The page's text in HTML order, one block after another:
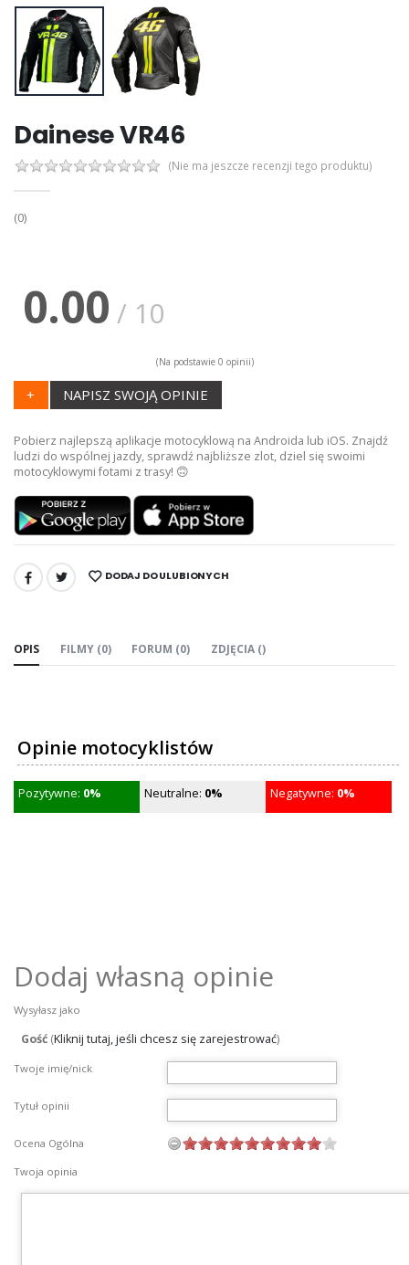
Dainese VR46
(Nie ma jeszcze recenzji tego produktu)
(0)
0.00 / 10
(Na podstawie 0 opinii)
+ NAPISZ SWOJĄ OPINIE
Pobierz najlepszą aplikacje motocyklową na Androida lub iOS. Znajdź
ludzi do wspólnej jazdy, sprawdź najbliższe zlot, dziel się swoimi
motocyklowymi fotami z trasy! 🙃
UDOSTĘPNIJ: DODAJ DO ULUBIONYCH
OPIS FILMY (0) FORUM (0) ZDJĘCIA ()
Opinie motocyklistów
Pozytywne: 0% Neutralne: 0% Negatywne: 0%
Dodaj własną opinie
Wysyłasz jako
Gość (Kliknij tutaj, jeśli chcesz się zarejestrować)
Twoje imię/nick
Tytuł opinii
Ocena Ogólna
Twoja opinia